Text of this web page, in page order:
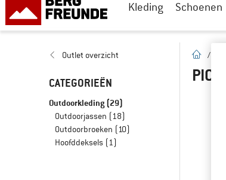
Kleding Schoenen
Outlet overzicht
CATEGORIEËN
Outdoorkleding (29)
Outdoorjassen (18)
Outdoorbroeken (10)
Hoofddeksels (1)
/